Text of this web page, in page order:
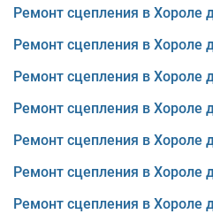
Ремонт сцепления в Хороле
Ремонт сцепления в Хороле
Ремонт сцепления в Хороле
Ремонт сцепления в Хороле
Ремонт сцепления в Хороле
Ремонт сцепления в Хороле
Ремонт сцепления в Хороле